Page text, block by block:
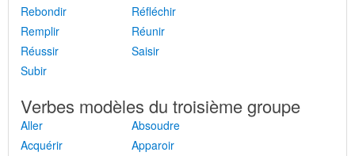
Rebondir
Réfléchir
Remplir
Réunir
Réussir
Saisir
Subir
Verbes modèles du troisième groupe
Aller
Absoudre
Acquérir
Apparoir